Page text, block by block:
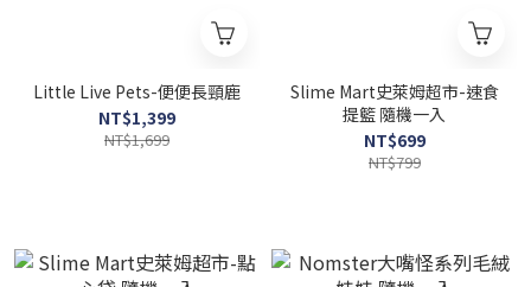
Little Live Pets-便便長頸鹿
NT$1,399
NT$1,699
Slime Mart史萊姆超市-速食
提籃 隨機一入
NT$699
NT$799